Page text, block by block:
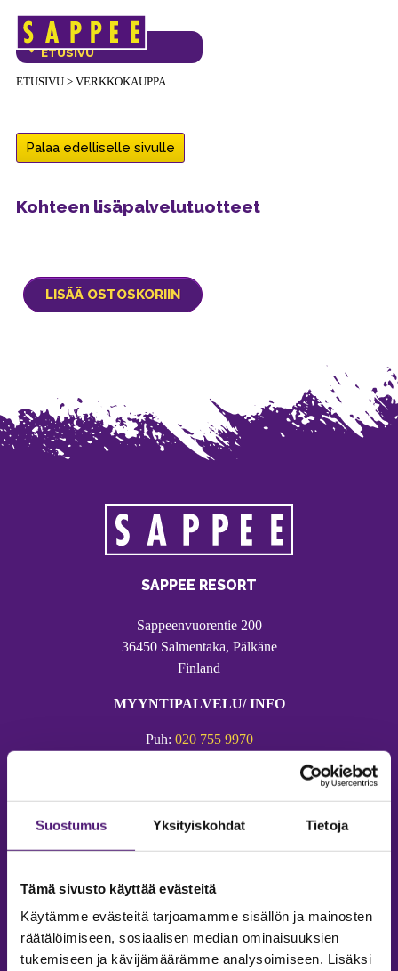
Suostumus Yksityiskohdat Tietoja
Tämä sivusto käyttää evästeitä
Käytämme evästeitä tarjoamamme sisällön ja mainosten
räätälöimiseen, sosiaalisen median ominaisuuksien
tukemiseen ja kävijämäärämme analysoimiseen. Lisäksi
Päävalikko
ETUSIVU> VERKKOKAUPPA
VERKKOKAUPAN
ETUSIVU
Palaa edelliselle sivulle
Kohteen lisäpalvelutuotteet
SAPPEE RESORT
Sappeenvuorentie 200
36450 Salmentaka, Pälkäne
Finland
MYYNTIPALVELU/ INFO
Puh: 020 755 9970